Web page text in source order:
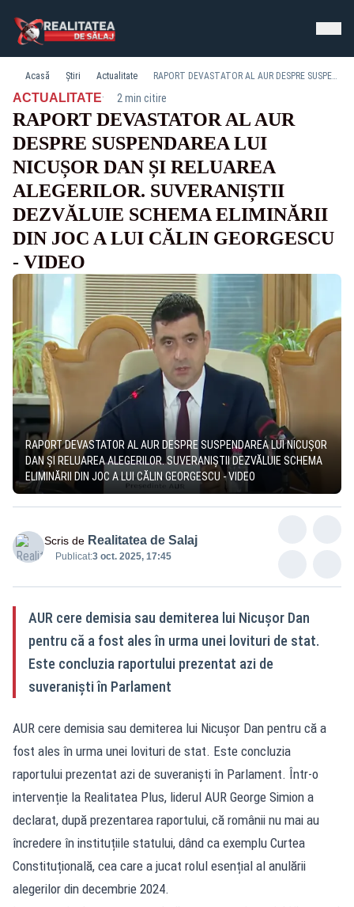
Acasă Știri Actualitate RAPORT DEVASTATOR AL AUR DESPRE SUSPENDAREA LUI NICUȘOR DAN ȘI RELUAREA ALEGERILOR. SUVERANIȘTII DEZVĂLUIE SCHEMA ELIMINĂRII DIN JOC A LUI CĂLIN GEORGESCU - VIDEO
ACTUALITATE· 2 min citire
RAPORT DEVASTATOR AL AUR
DESPRE SUSPENDAREA LUI
NICUȘOR DAN ȘI RELUAREA
ALEGERILOR. SUVERANIȘTII
DEZVĂLUIE SCHEMA ELIMINĂRII
DIN JOC A LUI CĂLIN GEORGESCU
- VIDEO
RAPORT DEVASTATOR AL AUR DESPRE SUSPENDAREA LUI NICUȘOR
DAN ȘI RELUAREA ALEGERILOR. SUVERANIȘTII DEZVĂLUIE SCHEMA
ELIMINĂRII DIN JOC A LUI CĂLIN GEORGESCU - VIDEO
Scris de Realitatea de Salaj
Publicat:3 oct. 2025, 17:45
AUR cere demisia sau demiterea lui Nicușor Dan
pentru că a fost ales în urma unei lovituri de stat.
Este concluzia raportului prezentat azi de
suveraniști în Parlament
AUR cere demisia sau demiterea lui Nicușor Dan pentru că a
fost ales în urma unei lovituri de stat. Este concluzia
raportului prezentat azi de suveraniști în Parlament. Într-o
intervenție la Realitatea Plus, liderul AUR George Simion a
declarat, după prezentarea raportului, că românii nu mai au
încredere în instituțiile statului, dând ca exemplu Curtea
Constituțională, cea care a jucat rolul esențial al anulării
alegerilor din decembrie 2024.